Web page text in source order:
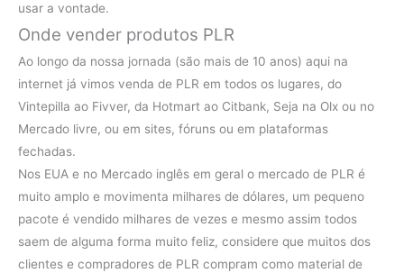
usar a vontade.
Onde vender produtos PLR
Ao longo da nossa jornada (são mais de 10 anos) aqui na
internet já vimos venda de PLR em todos os lugares, do
Vintepilla ao Fivver, da Hotmart ao Citbank, Seja na Olx ou no
Mercado livre, ou em sites, fóruns ou em plataformas
fechadas.
Nos EUA e no Mercado inglês em geral o mercado de PLR é
muito amplo e movimenta milhares de dólares, um pequeno
pacote é vendido milhares de vezes e mesmo assim todos
saem de alguma forma muito feliz, considere que muitos dos
clientes e compradores de PLR compram como material de